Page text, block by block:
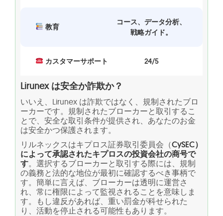
教育
コース、データ分析、
戦略ガイド。
カスタマーサポート 24/5
Lirunex は安全か詐欺か？
いいえ、Lirunex は詐欺ではなく、規制されたブロ
ーカーです。規制されたブローカーと取引するこ
とで、安全な取引条件が提供され、あなたのお金
は安全かつ保護されます。
リルネックスはキプロス証券取引委員会（CySEC）
によって承認されたキプロスの投資会社の商号で
す。選択するブローカーと取引する際には、規制
の義務と法的な地位が最初に確認するべき事柄で
す。簡単に言えば、ブローカーは透明に運営さ
れ、常に権限によって監視されることを意味しま
す。もし違反があれば、重い罰金が科せられた
り、活動を停止される可能性もあります。